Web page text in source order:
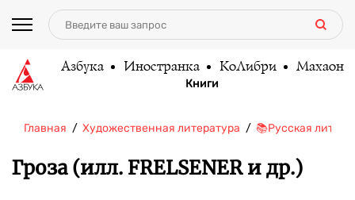
Азбука Иностранка КоЛибри Махаон
Книги
Главная Художественная литература 📚Русская
Гроза (илл. FRELSENER и др.)